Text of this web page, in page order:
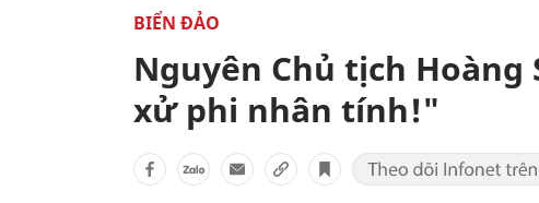
BIỂN ĐẢO
Nguyên Chủ tịch Hoàng
xử phi nhân tính!"